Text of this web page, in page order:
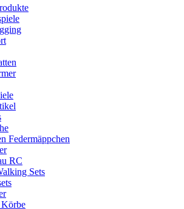
Federmäppchen
RC
Sets